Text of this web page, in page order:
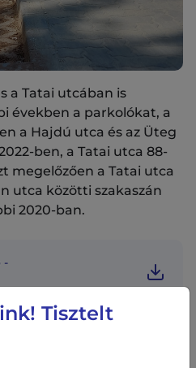
a Tatai utcában is
években a parkolókat, a
a Hajdú utca és az Üteg
ben, a Tatai utca 88-
megelőzően a Tatai utca
utca közötti szakaszán
2020-ban.
-
útépítési terv
Tisztelt